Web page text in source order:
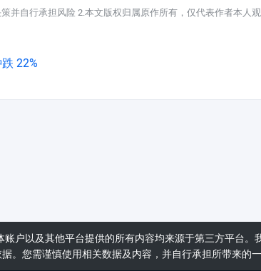
并自行承担风险 2.本文版权归属原作所有，仅代表作者本人
22%
户以及其他平台提供的所有内容均来源于第三方平台
。您需谨慎使用相关数据及内容，并自行承担所带来的